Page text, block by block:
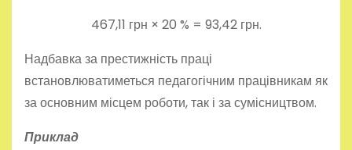
467,11 грн × 20 % = 93,42 грн.
Надбавка за престижність праці
встановлюватиметься педагогічним працівникам як
за основним місцем роботи, так і за сумісництвом.
Приклад